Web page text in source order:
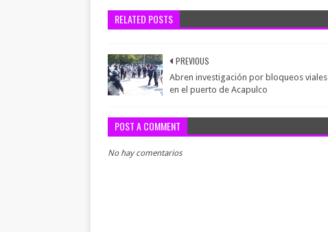
RELATED POSTS
PREVIOUS
Abren investigación por bloqueos viales
en el puerto de Acapulco
POST A COMMENT
No hay comentarios